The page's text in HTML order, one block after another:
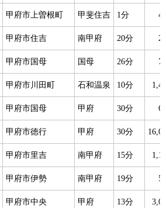
甲府市上曽根町 甲斐住吉 1分
甲府市住吉 南甲府 20分
甲府市国母 国母 26分
甲府市川田町 石和温泉 10分
甲府市国母 甲府 30分
甲府市徳行 甲府 30分
甲府市里吉 南甲府 15分
甲府市伊勢 南甲府 19分
甲府市中央 甲府 13分